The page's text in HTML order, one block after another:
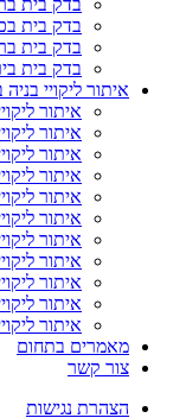
בדק בית
בדק בית
בדק בית
איתור ליקויי
איתור
איתור
איתור
איתור
איתור
איתור
איתור
איתור
איתור
איתור
איתור
מאמרים בתחום
צור קשר
הצהרת נגישות